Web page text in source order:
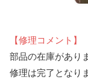
【修理コメント】
部品の在庫があり
修理は完了となり